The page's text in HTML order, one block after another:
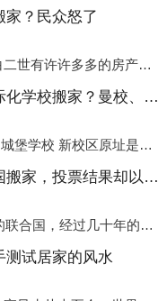
家？民众怒了
镇康县英女王伊丽莎白二世有许许多多的房产，遍布英国各地。而作为英女王的亲孙子、未来的英国国王，威廉王子自然也能享受到女王的房产。目前，威廉凯特以及三个孩子有两个经常居住的地点，一处是位于伦敦的肯辛顿宫，一处
镇康县深圳三所国际化学校搬家？曼校、QSI、南山中英文搬走了
镇康县1.深圳曼彻斯通城堡学校 新校区原址是蛇口国际据悉，此次曼彻斯通城堡学校搬迁到蛇口新校区的开办与蛇口外籍人员子女学校（蛇口国际）有很大的关联。2021年，太子湾实验部就宣布在2022年正式并入蛇口外籍
镇康县俄提议联合国搬家，投票结果却以惨败收场
镇康县成立于1945年的联合国，经过几十年的发展，如今拥有193个成员国。拥有如此众多会员国的联合国，可以说是世界上最具代表性的国际组织，也是世界上分量最重、有着较高话语权的国际组织。但以美国为首的西方国家
测试居家的风水